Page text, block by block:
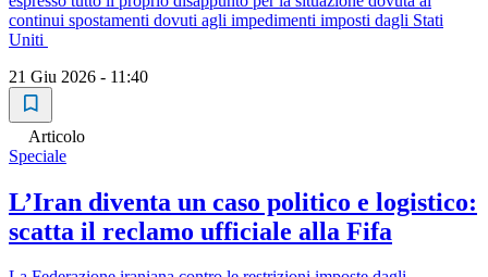
continui spostamenti dovuti agli impedimenti imposti dagli Stati
Uniti
21 Giu 2026 - 11:40
Articolo
Speciale
L’Iran diventa un caso politico e logistico:
scatta il reclamo ufficiale alla Fifa